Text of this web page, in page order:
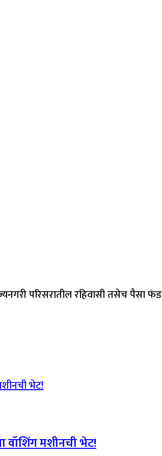
परिसरातील रहिवासी तसेच पैसा फंड
वॉशिंग मशीनची भेट!